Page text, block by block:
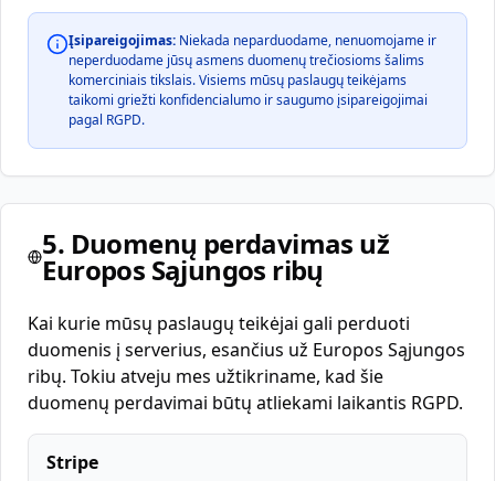
Įsipareigojimas: Niekada neparduodame, nenuomojame ir
neperduodame jūsų asmens duomenų trečiosioms šalims
komerciniais tikslais. Visiems mūsų paslaugų teikėjams
taikomi griežti konfidencialumo ir saugumo įsipareigojimai
pagal RGPD.
5. Duomenų perdavimas už
Europos Sąjungos ribų
Kai kurie mūsų paslaugų teikėjai gali perduoti
duomenis į serverius, esančius už Europos Sąjungos
ribų. Tokiu atveju mes užtikriname, kad šie
duomenų perdavimai būtų atliekami laikantis RGPD.
Stripe